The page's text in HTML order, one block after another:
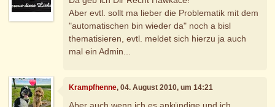
Aber evtl. sollt ma lieber die Problematik mit dem
"automatischen bin wieder da" noch a bisl
thematisieren, evtl. meldet sich hierzu ja auch
mal ein Admin...
Krampfhenne, 04. August 2010, um 14:21